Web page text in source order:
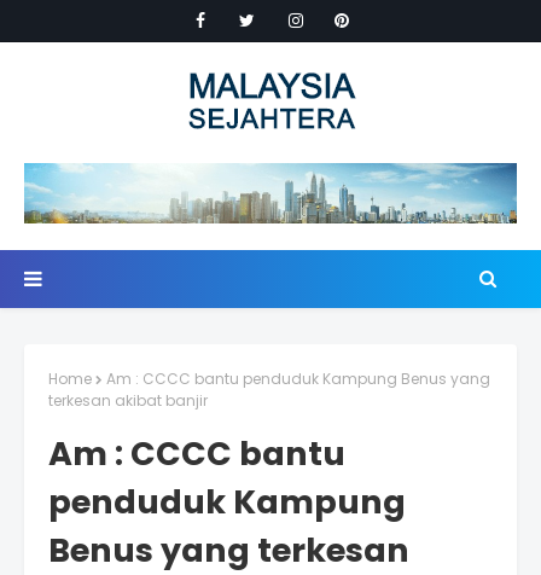
Home
Am : CCCC bantu penduduk Kampung Benus yang
terkesan akibat banjir
Am : CCCC bantu
penduduk Kampung
Benus yang terkesan